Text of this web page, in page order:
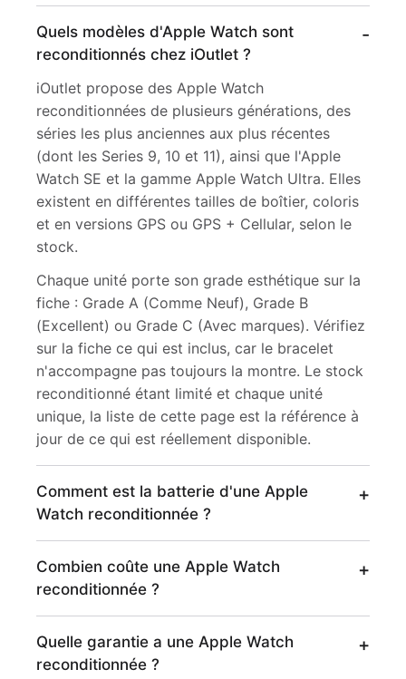
Quels modèles d'Apple Watch sont
reconditionnés chez iOutlet ?
iOutlet propose des Apple Watch
reconditionnées de plusieurs générations, des
séries les plus anciennes aux plus récentes
(dont les Series 9, 10 et 11), ainsi que l'Apple
Watch SE et la gamme Apple Watch Ultra. Elles
existent en différentes tailles de boîtier, coloris
et en versions GPS ou GPS + Cellular, selon le
stock.
Chaque unité porte son grade esthétique sur la
fiche : Grade A (Comme Neuf), Grade B
(Excellent) ou Grade C (Avec marques). Vérifiez
sur la fiche ce qui est inclus, car le bracelet
n'accompagne pas toujours la montre. Le stock
reconditionné étant limité et chaque unité
unique, la liste de cette page est la référence à
jour de ce qui est réellement disponible.
Comment est la batterie d'une Apple
Watch reconditionnée ?
Combien coûte une Apple Watch
reconditionnée ?
Quelle garantie a une Apple Watch
reconditionnée ?